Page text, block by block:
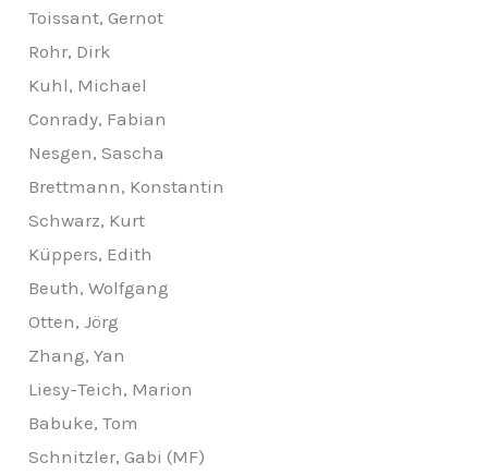
Toissant, Gernot
Rohr, Dirk
Kuhl, Michael
Conrady, Fabian
Nesgen, Sascha
Brettmann, Konstantin
Schwarz, Kurt
Küppers, Edith
Beuth, Wolfgang
Otten, Jörg
Zhang, Yan
Liesy-Teich, Marion
Babuke, Tom
Schnitzler, Gabi (MF)